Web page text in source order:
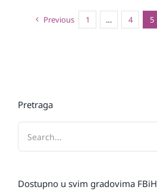
Previous 1 … 4 5
Pretraga
Dostupno u svim gradovima FBiH